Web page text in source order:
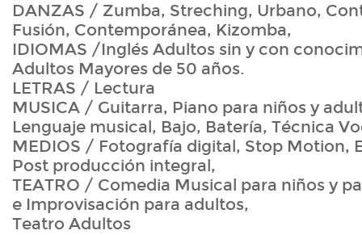
DANZAS / Zumba, Streching, Urbano,
Fusión, Contemporánea, Kizomba,
IDIOMAS /Inglés Adultos sin y con
Adultos Mayores de 50 años.
LETRAS / Lectura
MUSICA / Guitarra, Piano para niños y
Lenguaje musical, Bajo, Batería, Técnica
MEDIOS / Fotografía digital, Stop Motion,
Post producción integral,
TEATRO / Comedia Musical para niños y
e Improvisación para adultos,
Teatro Adultos